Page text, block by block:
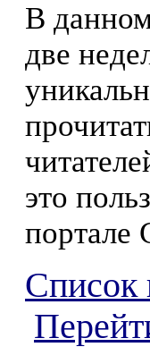
В
две
это
портале
Список